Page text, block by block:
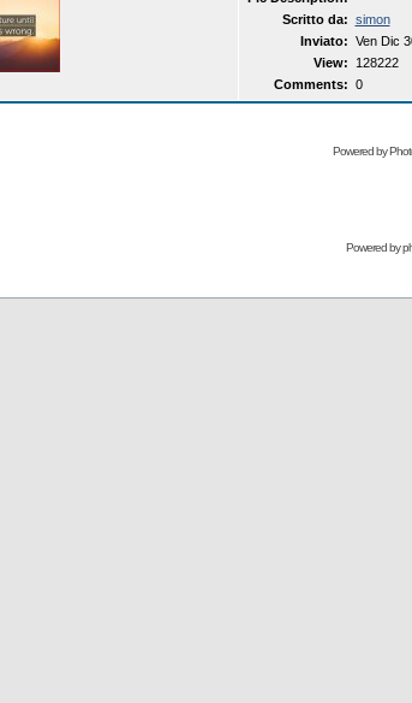
Scritto da: simon
Inviato: Ven Dic
View:
128222
Comments: 0
Powered by
Powered by